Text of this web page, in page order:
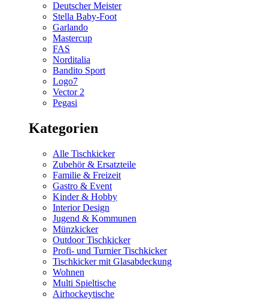
Deutscher Meister
Stella Baby-Foot
Garlando
Mastercup
FAS
Norditalia
Bandito Sport
Logo7
Vector 2
Pegasi
Kategorien
Alle Tischkicker
Zubehör & Ersatzteile
Familie & Freizeit
Gastro & Event
Kinder & Hobby
Interior Design
Jugend & Kommunen
Münzkicker
Outdoor Tischkicker
Profi- und Turnier Tischkicker
Tischkicker mit Glasabdeckung
Wohnen
Multi Spieltische
Airhockeytische